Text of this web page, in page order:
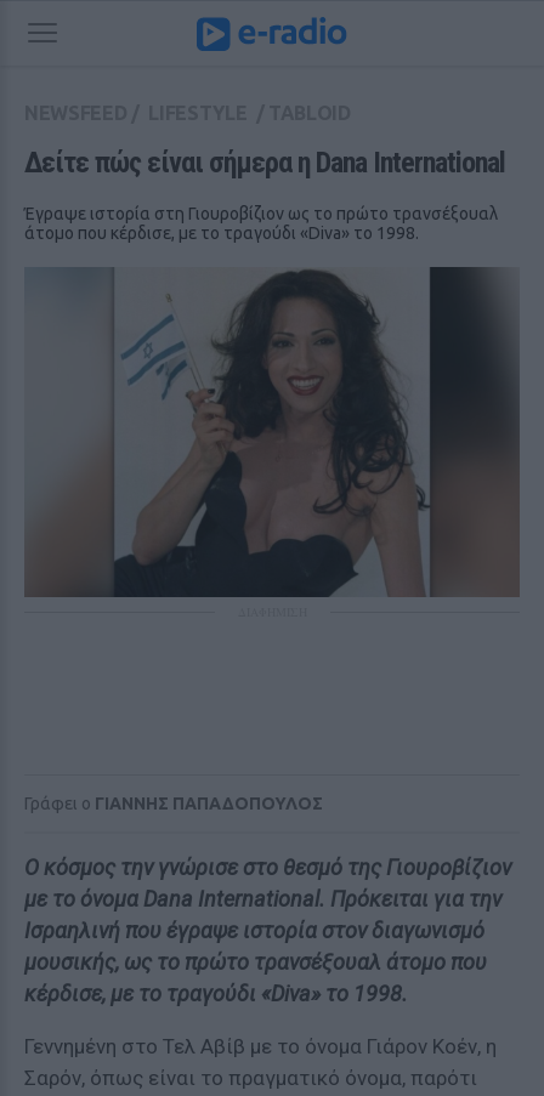
Δείτε πώς είναι σήμερα η Dana International
Έγραψε ιστορία στη Γιουροβίζιον ως το πρώτο τρανσέξουαλ
άτομο που κέρδισε, με το τραγούδι «Diva» το 1998.
Γράφει ο ΓΙΑΝΝΗΣ ΠΑΠΑΔΟΠΟΥΛΟΣ
Ο κόσμος την γνώρισε στο θεσμό της Γιουροβίζιον
με το όνομα Dana International. Πρόκειται για την
Ισραηλινή που έγραψε ιστορία στον διαγωνισμό
μουσικής, ως το πρώτο τρανσέξουαλ άτομο που
κέρδισε, με το τραγούδι «Diva» το 1998.
Γεννημένη στο Τελ Αβίβ με το όνομα Γιάρον Κοέν, η
Σαρόν, όπως είναι το πραγματικό όνομα, παρότι